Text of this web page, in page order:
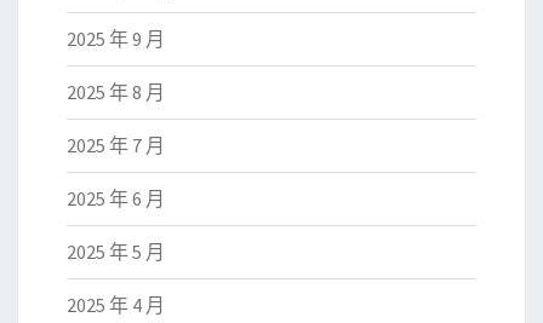
2025 年 9 月
2025 年 8 月
2025 年 7 月
2025 年 6 月
2025 年 5 月
2025 年 4 月